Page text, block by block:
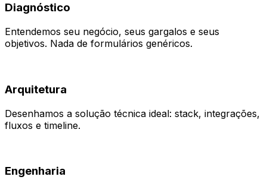
Diagnóstico
Entendemos seu negócio, seus gargalos e seus
objetivos. Nada de formulários genéricos.
Arquitetura
Desenhamos a solução técnica ideal: stack, integrações,
fluxos e timeline.
Engenharia